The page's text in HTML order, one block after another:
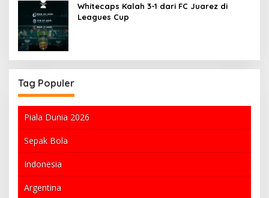
Whitecaps Kalah 3-1 dari FC Juarez di
Leagues Cup
Tag Populer
Piala Dunia 2026
Sepak Bola
Indonesia
Argentina